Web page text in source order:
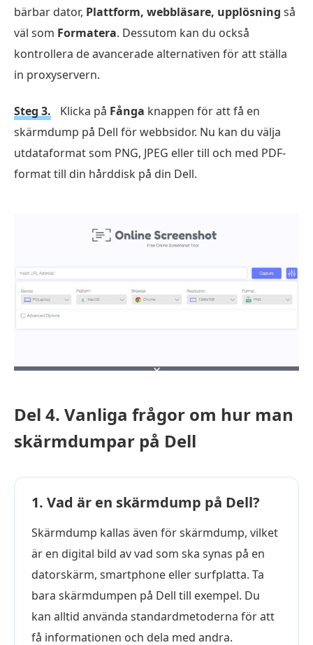
bärbar dator, Plattform, webbläsare, upplösning så
väl som Formatera. Dessutom kan du också
kontrollera de avancerade alternativen för att ställa
in proxyservern.
Steg 3. Klicka på Fånga knappen för att få en
skärmdump på Dell för webbsidor. Nu kan du välja
utdataformat som PNG, JPEG eller till och med PDF-
format till din hårddisk på din Dell.
Del 4. Vanliga frågor om hur man
skärmdumpar på Dell
1. Vad är en skärmdump på Dell?
Skärmdump kallas även för skärmdump, vilket
är en digital bild av vad som ska synas på en
datorskärm, smartphone eller surfplatta. Ta
bara skärmdumpen på Dell till exempel. Du
kan alltid använda standardmetoderna för att
få informationen och dela med andra.